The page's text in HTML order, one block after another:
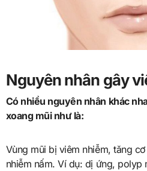
Nguyên nhân gây
Có nhiều nguyên nhân khác
xoang mũi như là:
Vùng mũi bị viêm nhiễm, tăng
nhiễm nấm. Ví dụ: dị ứng, polyp